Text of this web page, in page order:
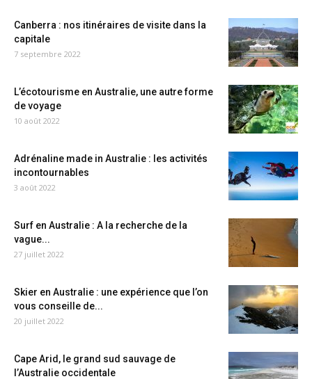
Canberra : nos itinéraires de visite dans la
capitale
7 septembre 2022
L’écotourisme en Australie, une autre forme
de voyage
10 août 2022
Adrénaline made in Australie : les activités
incontournables
3 août 2022
Surf en Australie : A la recherche de la
vague...
27 juillet 2022
Skier en Australie : une expérience que l’on
vous conseille de...
20 juillet 2022
Cape Arid, le grand sud sauvage de
l’Australie occidentale